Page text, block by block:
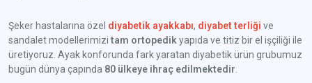
Şeker hastalarına özel diyabetik ayakkabı, diyabet terliği ve
sandalet modellerimizi tam ortopedik yapıda ve titiz bir el işçiliği ile
üretiyoruz. Ayak konforunda fark yaratan diyabetik ürün grubumuz
bugün dünya çapında 80 ülkeye ihraç edilmektedir